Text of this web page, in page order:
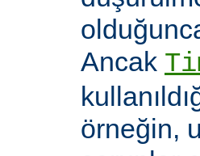
Ancak
örneğin,